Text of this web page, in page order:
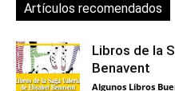
Artículos recomendados
Libros de la
Benavent
Algunos Libros